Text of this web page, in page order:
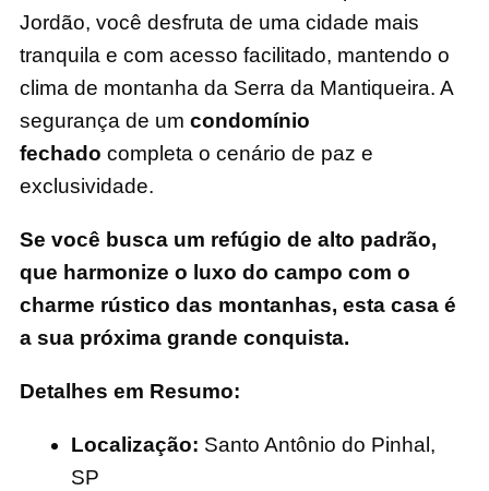
Jordão, você desfruta de uma cidade mais
tranquila e com acesso facilitado, mantendo o
clima de montanha da Serra da Mantiqueira. A
segurança de um condomínio
fechado completa o cenário de paz e
exclusividade.
Se você busca um refúgio de alto padrão,
que harmonize o luxo do campo com o
charme rústico das montanhas, esta casa é
a sua próxima grande conquista.
Detalhes em Resumo:
Localização: Santo Antônio do Pinhal,
SP